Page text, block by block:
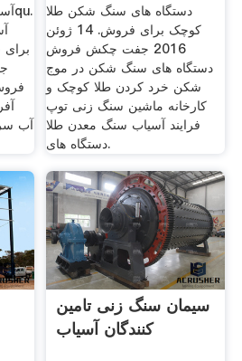
آب
دستگاه های سنگ شکن طلا
کوچک برای فروش. 14 ژوئن
2016 جفت چکش فروش
دستگاه های سنگ شکن در موج
شکن خرد کردن طلا کوچک و
کارخانه ماشین سنگ زنی توپ
فرایند آسیاب سنگ معدن طلا
دستگاه های.
سیمان سنگ زنی تامین
کنندگان آسیاب